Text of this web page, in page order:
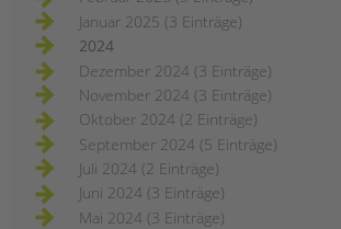
Januar 2025 (3 Einträge)
2024
Dezember 2024 (3 Einträge)
November 2024 (3 Einträge)
Oktober 2024 (2 Einträge)
September 2024 (5 Einträge)
Juli 2024 (2 Einträge)
Juni 2024 (3 Einträge)
Mai 2024 (3 Einträge)